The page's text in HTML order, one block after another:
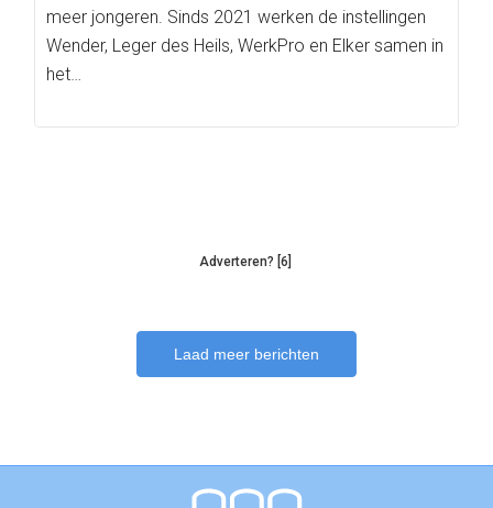
meer jongeren. Sinds 2021 werken de instellingen
Wender, Leger des Heils, WerkPro en Elker samen in
het…
Adverteren? [6]
Laad meer berichten